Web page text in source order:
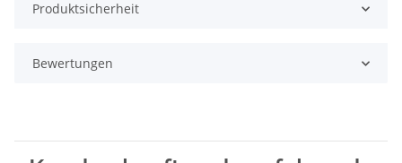
Produktsicherheit
Bewertungen